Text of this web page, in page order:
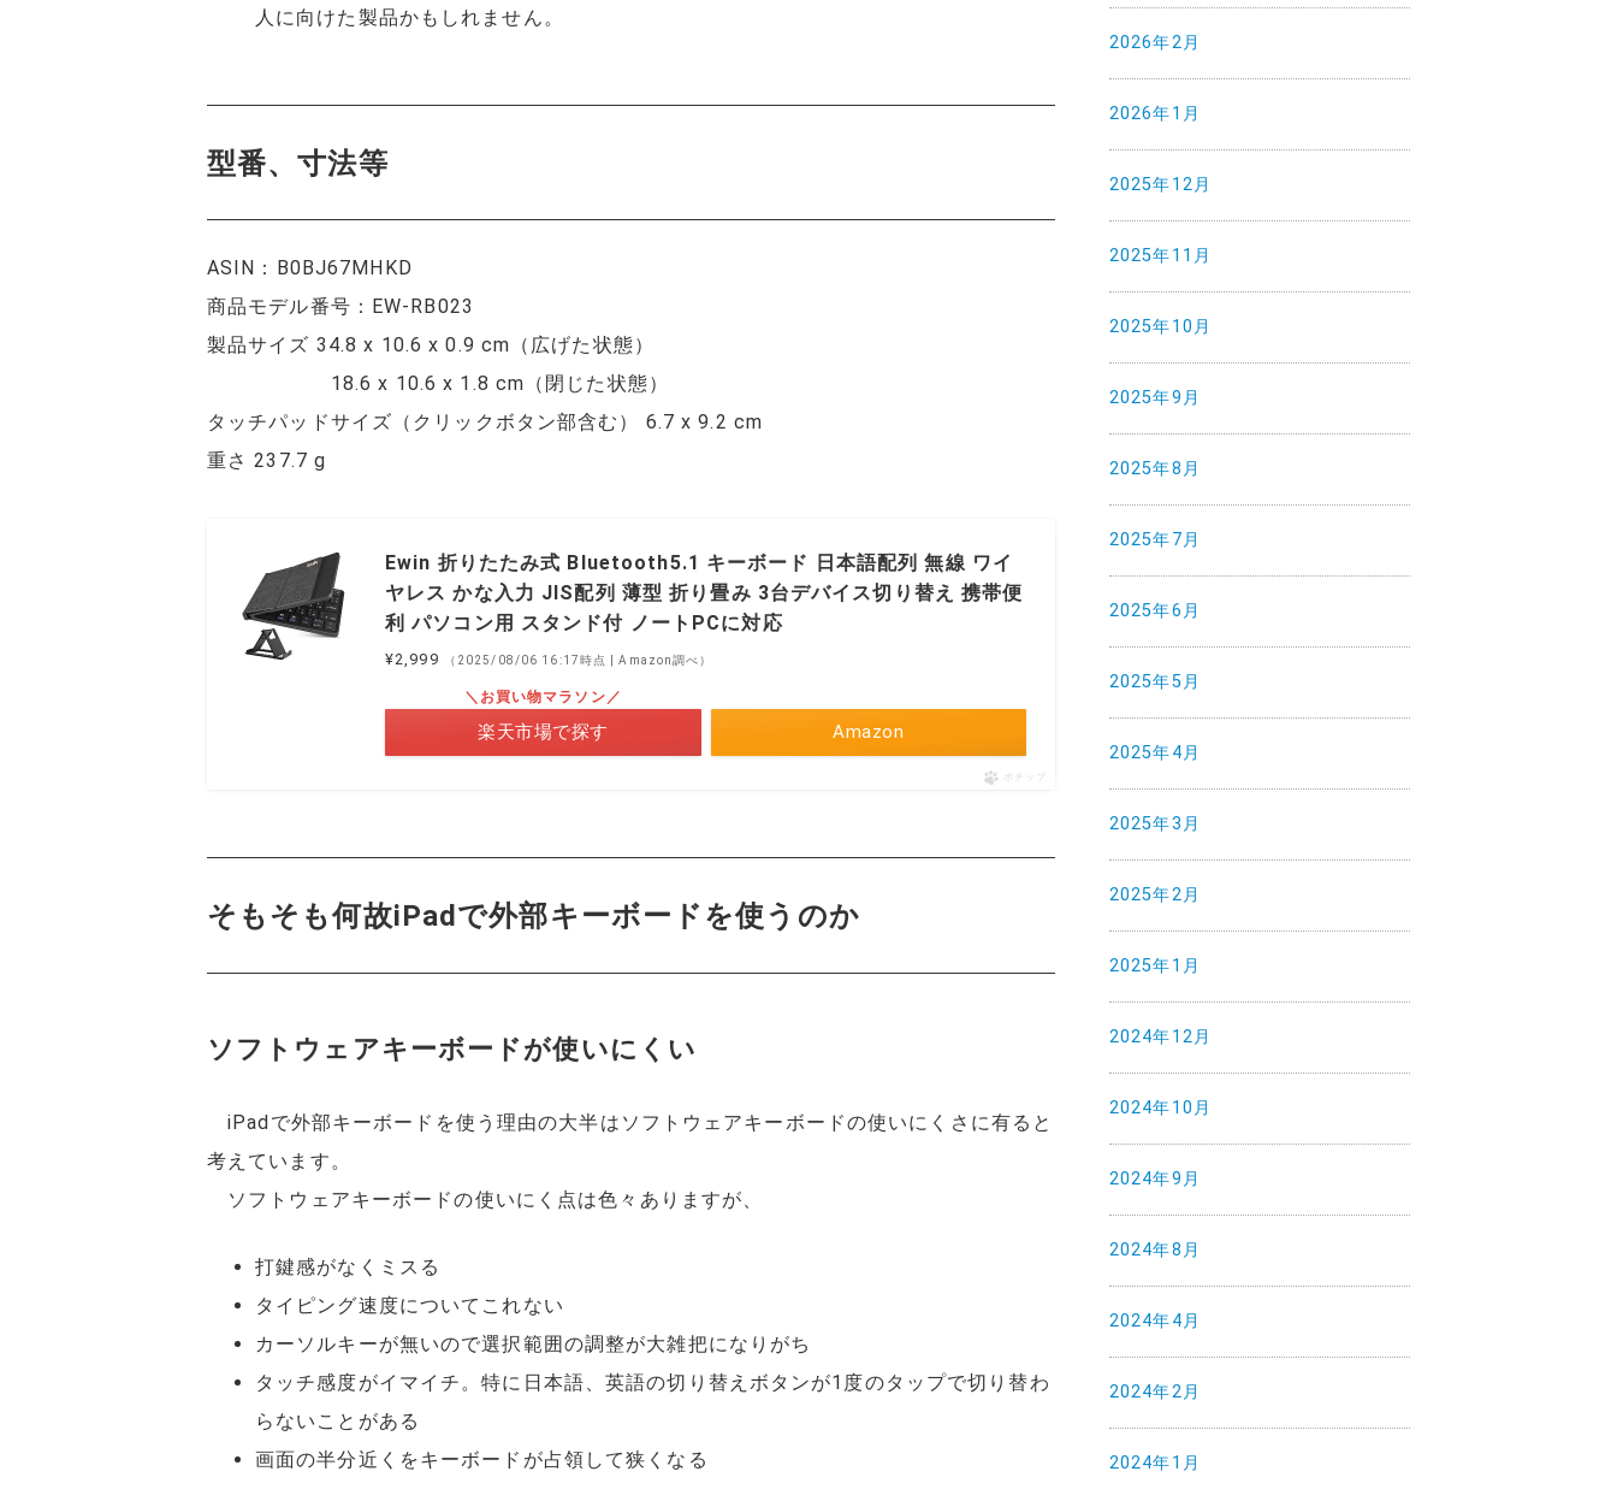
人に向けた製品かもしれません。
型番、寸法等
ASIN：B0BJ67MHKD
商品モデル番号：‎EW-RB023
製品サイズ ‎34.8 x 10.6 x 0.9 cm（広げた状態）
18.6 x 10.6 x 1.8 cm（閉じた状態）
タッチパッドサイズ（クリックボタン部含む） 6.7 x 9.2 cm
重さ 237.7 g
Ewin 折りたたみ式 Bluetooth5.1 キーボード 日本語配列 無線 ワイ
ヤレス かな入力 JIS配列 薄型 折り畳み 3台デバイス切り替え 携帯便
利 パソコン用 スタンド付 ノートPCに対応
¥2,999 （2025/08/06 16:17時点 | Amazon調べ）
Amazon
＼お買い物マラソン／
楽天市場で探す
ポチップ
そもそも何故iPadで外部キーボードを使うのか
ソフトウェアキーボードが使いにくい
iPadで外部キーボードを使う理由の大半はソフトウェアキーボードの使いにくさに有ると
考えています。
ソフトウェアキーボードの使いにく点は色々ありますが、
打鍵感がなくミスる
タイピング速度についてこれない
カーソルキーが無いので選択範囲の調整が大雑把になりがち
タッチ感度がイマイチ。特に日本語、英語の切り替えボタンが1度のタップで切り替わ
らないことがある
画面の半分近くをキーボードが占領して狭くなる
2026年2月
2026年1月
2025年12月
2025年11月
2025年10月
2025年9月
2025年8月
2025年7月
2025年6月
2025年5月
2025年4月
2025年3月
2025年2月
2025年1月
2024年12月
2024年10月
2024年9月
2024年8月
2024年4月
2024年2月
2024年1月